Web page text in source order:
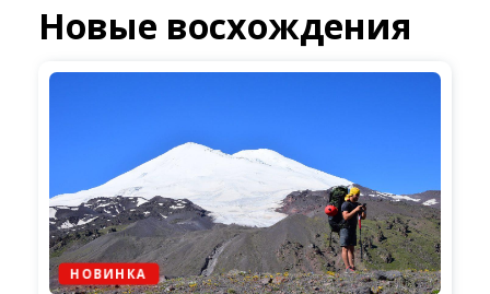
Новые восхождения
НОВИНКА